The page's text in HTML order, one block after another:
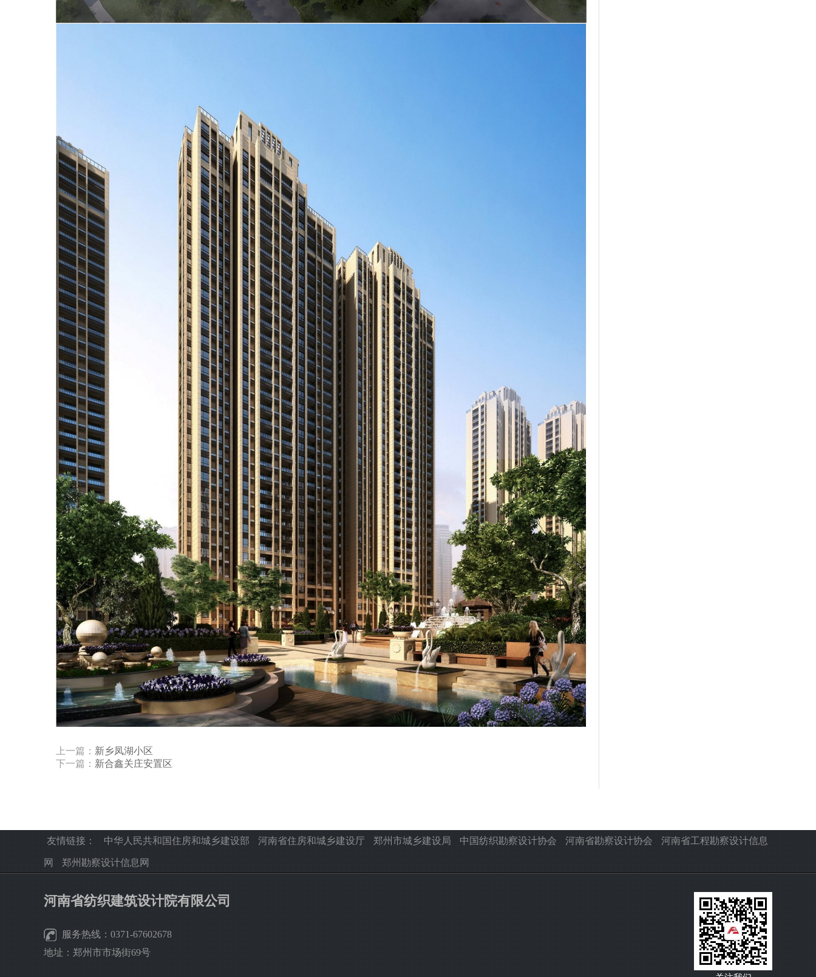
上一篇： 新乡凤湖小区
下一篇： 新合鑫关庄安置区
友情链接： 中华人民共和国住房和城乡建设部 河南省住房和城乡建设厅 郑州市城乡建设局 中国纺织勘察设计协会 河南省勘察设计协会 河南省工程勘察设计信息
网 郑州勘察设计信息网
河南省纺织建筑设计院有限公司
服务热线：0371-67602678
地址：郑州市市场街69号